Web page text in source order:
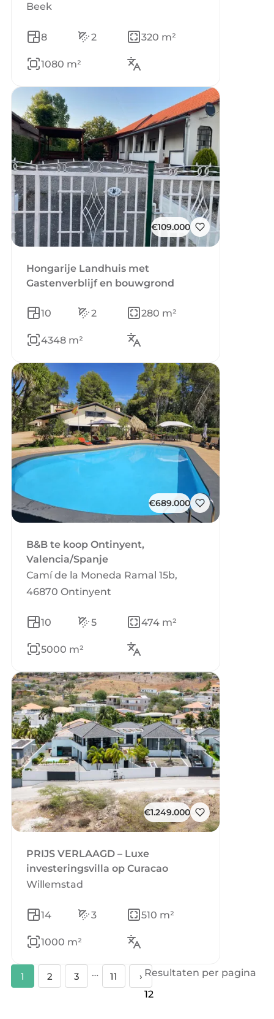
Beek
8 2 320 m²
1080 m²
€109.000
Hongarije Landhuis met
Gastenverblijf en bouwgrond
10 2 280 m²
4348 m²
€689.000
B&B te koop Ontinyent,
Valencia/Spanje
Camí de la Moneda Ramal 15b,
46870 Ontinyent
10 5 474 m²
5000 m²
€1.249.000
PRIJS VERLAAGD – Luxe
investeringsvilla op Curacao
Willemstad
14 3 510 m²
1000 m²
1 2 3 … 11 › Resultaten per pagina